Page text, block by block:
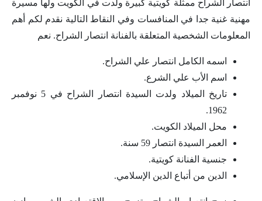
انتصار الشراح ممثلة كويتية كبيرة ولدت في الكويت ولها مسيرة
مهنية غنية جدا في المنافسات وفي النقاط التالية نقدم لكم أهم
المعلومات الشخصية المتعلقة بالفنانة انتصار الشراح. نعم
اسمه الكامل انتصار علي الشراح.
اسم الأب علي الشرع.
تاريخ الميلاد ولدت السيدة انتصار الشراح في 5 نوفمبر
1962.
محل الميلاد الكويت.
العمر السيدة انتصار 59 سنة.
جنسية الفنانة كويتية.
الدين من أتباع الدين الإسلامي.